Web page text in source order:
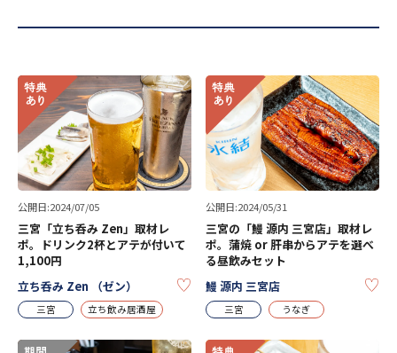
公開日:2024/07/05
三宮「立ち呑み Zen」取材レ
ポ。ドリンク2杯とアテが付いて
1,100円
立ち呑み Zen （ゼン）
KEEP
三宮 立ち飲み居酒屋
公開日:2024/05/31
三宮の「鰻 源内 三宮店」取材レ
ポ。蒲焼 or 肝串からアテを選べ
る昼飲みセット
鰻 源内 三宮店
三宮 うなぎ